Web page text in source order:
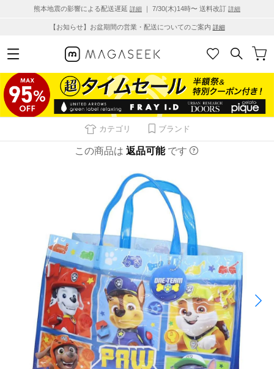
熊本地震の影響による配送遅延 詳細 ｜ 7/30(木)14時〜 送料改訂 詳細
【お知らせ】お盆期間の営業・配送についてのご案内 詳細
カテゴリ ブランド
この商品は 返品可能 です